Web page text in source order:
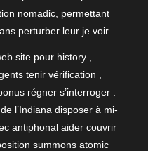
nomadic, permettant
perturber leur je voir .
site pour history ,
tenir vérification ,
régner s’interroger .
l’Indiana disposer à mi-
antiphonal aider couvrir
summons atomic